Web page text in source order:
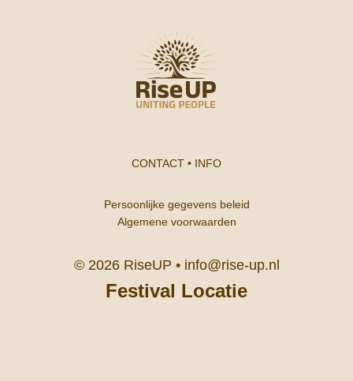
CONTACT • INFO
Persoonlijke gegevens beleid
Algemene voorwaarden
© 2026 RiseUP • info@rise-up.nl
Festival Locatie